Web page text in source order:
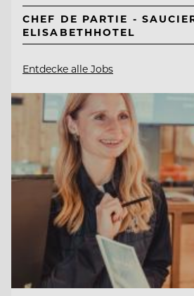
CHEF DE PARTIE - SAUCIER IM
ELISABETHHOTEL
Entdecke alle Jobs